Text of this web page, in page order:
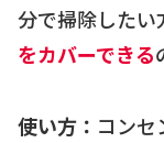
分で掃除したい
をカバーできる
使い方： コン